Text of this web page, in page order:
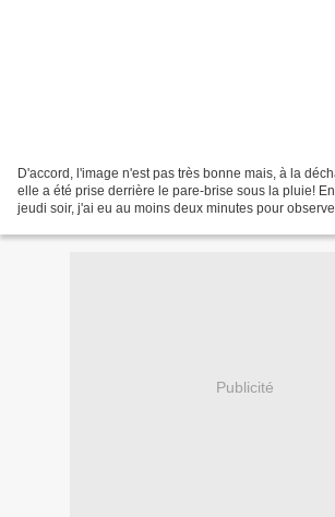
D'accord, l'image n'est pas très bonne mais, à la
elle a été prise derrière le pare-brise sous la pluie!
jeudi soir, j'ai eu au moins deux minutes pour
Publicité